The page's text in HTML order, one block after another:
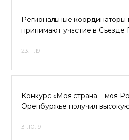
Региональные координаторы
принимают участие в Съезде
23.11.19
Конкурс «Моя страна – моя
Оренбуржье получил
31.10.19